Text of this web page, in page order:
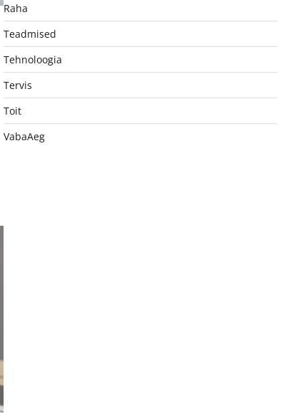
Raha
Teadmised
Tehnoloogia
Tervis
Toit
VabaAeg